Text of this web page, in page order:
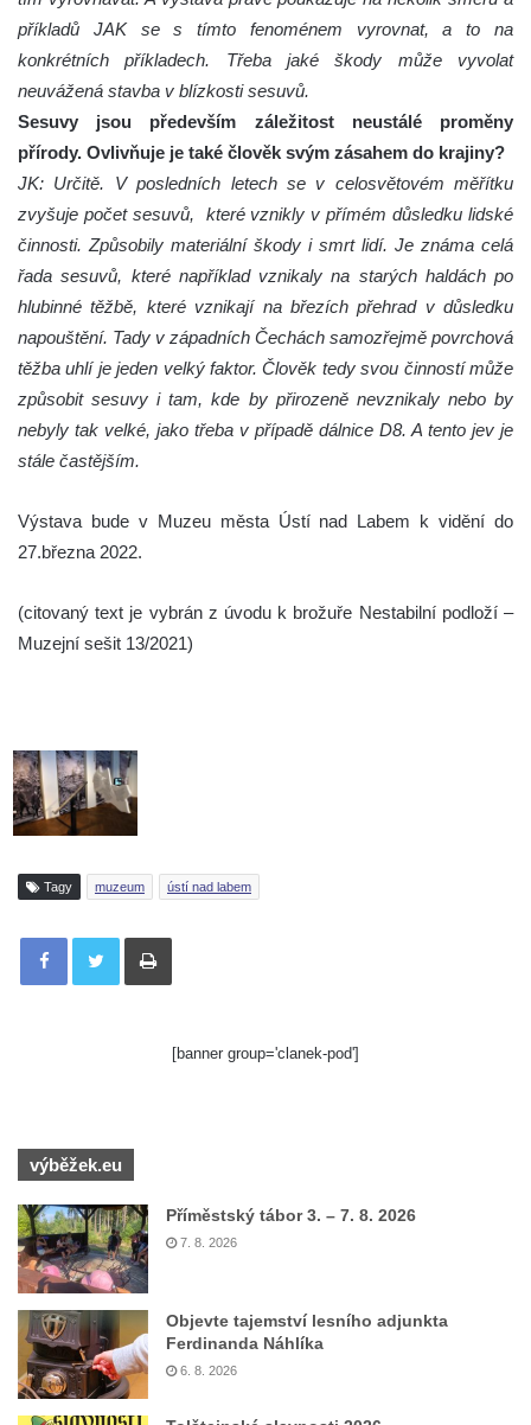
příkladů JAK se s tímto fenoménem vyrovnat, a to na
konkrétních příkladech. Třeba jaké škody může vyvolat
neuvážená stavba v blízkosti sesuvů.
Sesuvy jsou především záležitost neustálé proměny
přírody. Ovlivňuje je také člověk svým zásahem do krajiny?
JK: Určitě. V posledních letech se v celosvětovém měřítku
zvyšuje počet sesuvů, které vznikly v přímém důsledku lidské
činnosti. Způsobily materiální škody i smrt lidí. Je známa celá
řada sesuvů, které například vznikaly na starých haldách po
hlubinné těžbě, které vznikají na březích přehrad v důsledku
napouštění. Tady v západních Čechách samozřejmě povrchová
těžba uhlí je jeden velký faktor. Člověk tedy svou činností může
způsobit sesuvy i tam, kde by přirozeně nevznikaly nebo by
nebyly tak velké, jako třeba v případě dálnice D8. A tento jev je
stále častějším.
Výstava bude v Muzeu města Ústí nad Labem k vidění do
27.března 2022.
(citovaný text je vybrán z úvodu k brožuře Nestabilní podloží –
Muzejní sešit 13/2021)
Tagy muzeum ústí nad labem
Tisknout
[banner group='clanek-pod']
výběžek.eu
Příměstský tábor 3. – 7. 8. 2026
7. 8. 2026
Objevte tajemství lesního adjunkta
Ferdinanda Náhlíka
6. 8. 2026